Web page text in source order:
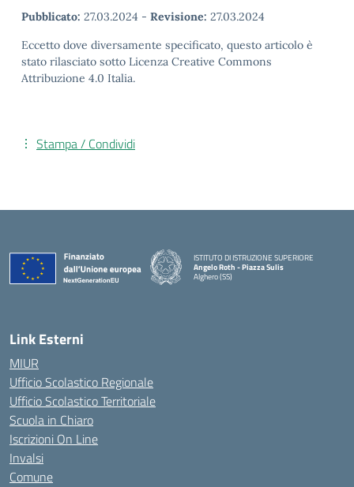
Pubblicato: 27.03.2024 - Revisione: 27.03.2024
Eccetto dove diversamente specificato, questo articolo è
stato rilasciato sotto Licenza Creative Commons
Attribuzione 4.0 Italia.
Stampa / Condividi
ISTITUTO DI ISTRUZIONE SUPERIORE
Angelo Roth - Piazza Sulis
Alghero (SS)
— Visita la pagina iniziale della scuola
Link Esterni
MIUR
Ufficio Scolastico Regionale
Ufficio Scolastico Territoriale
Scuola in Chiaro
Iscrizioni On Line
Invalsi
Comune